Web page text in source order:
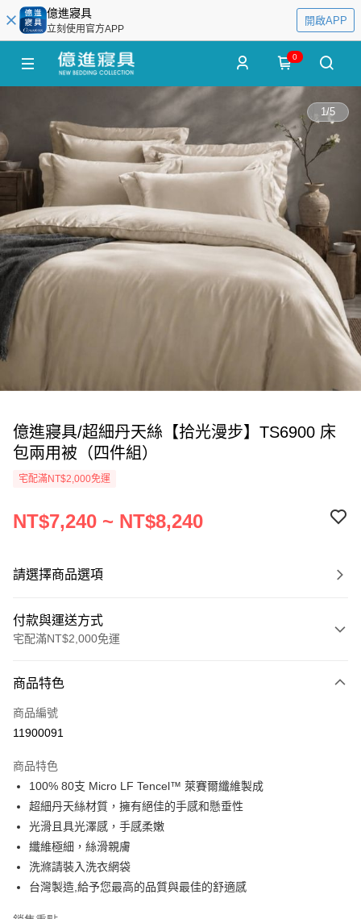
億進寢具
立刻使用官方APP
開啟APP
0
1/5
億進寢具/超細丹天絲【拾光漫步】TS6900 床
包兩用被（四件組）
宅配滿NT$2,000免運
NT$7,240 ~ NT$8,240
請選擇商品選項
付款與運送方式
宅配滿NT$2,000免運
信用卡一次付款
信用卡分期付款
合作金庫商業銀行
華南商業銀行
彰化商業銀行
上海商業儲蓄銀行
台北富邦商業銀行
國泰世華商業銀行
臺灣中小企業銀行
匯豐（台灣）商業銀行
聯邦商業銀行
元大商業銀行
永豐商業銀行
6 期 0 利率 每期
華南商業銀行
彰化商業銀行
上海商業儲蓄銀行
國泰世華商業銀行
臺灣中小企業銀行
匯豐（台灣）商業銀行
華泰商業銀行
元大商業銀行
LINE Pay
Apple Pay
悠遊付
Google Pay
商品特色
商品編號
11900091
商品特色
100% 80支 Micro LF Tencel™ 萊賽爾纖維製成
超細丹天絲材質，擁有絕佳的手感和懸垂性
光滑且具光澤感，手感柔嫩
纖維極細，絲滑親膚
洗滌請裝入洗衣網袋
台灣製造,給予您最高的品質與最佳的舒適感